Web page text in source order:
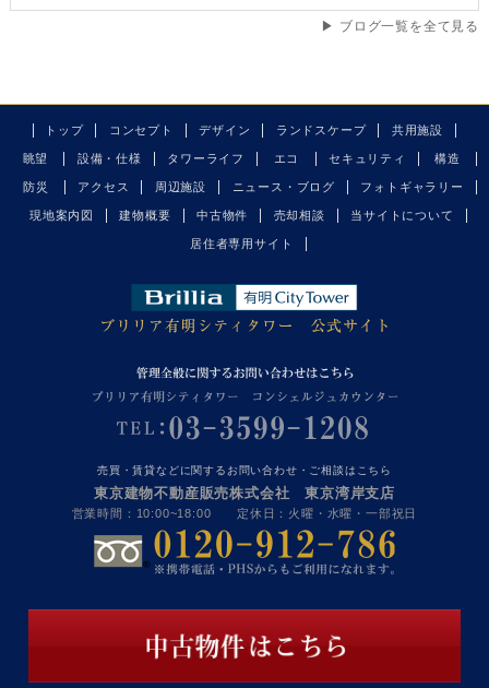
▶ ブログ一覧を全て見る
トップ コンセプト デザイン ランドスケープ 共用施設
眺望 設備・仕様 タワーライフ エコ セキュリティ 構造
防災 アクセス 周辺施設 ニュース・ブログ フォトギャラリー
現地案内図 建物概要 中古物件 売却相談 当サイトについて
居住者専用サイト
売買・賃貸などに関するお問い合わせ・ご相談はこちら
東京建物不動産販売株式会社 東京湾岸支店
営業時間：10:00~18:00 定休日：火曜・水曜・一部祝日